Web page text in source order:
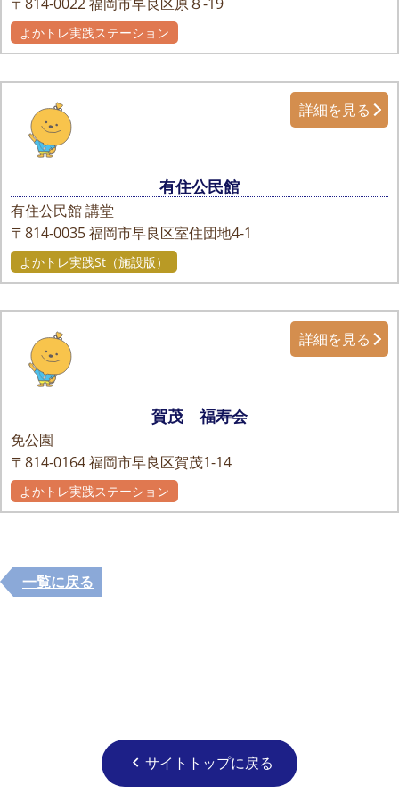
よかトレ実践ステーション
有住公民館
有住公民館 講堂
〒814-0035福岡市早良区室住団地4-1
詳細を見る
よかトレ実践St（施設版）
賀茂 福寿会
免公園
〒814-0164福岡市早良区賀茂1-14
詳細を見る
よかトレ実践ステーション
一覧に戻る
chevron_left サイトトップに戻る